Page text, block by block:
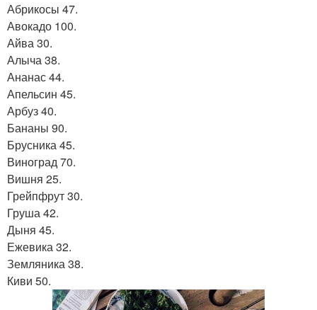
Абрикосы 47.
Авокадо 100.
Айва 30.
Алыча 38.
Ананас 44.
Апельсин 45.
Арбуз 40.
Бананы 90.
Брусника 45.
Виноград 70.
Вишня 25.
Грейпфрут 30.
Груша 42.
Дыня 45.
Ежевика 32.
Земляника 38.
Киви 50.